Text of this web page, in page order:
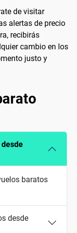
de visitar
alertas de precio
recibirás
cambio en los
justo y
baratos
desde